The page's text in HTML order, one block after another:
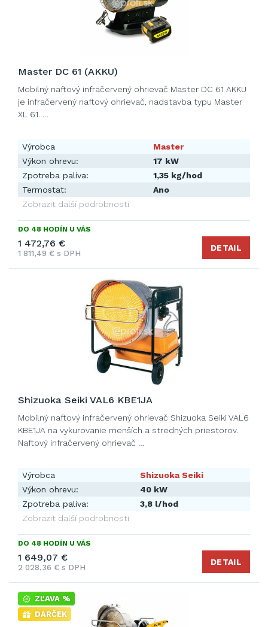
Master DC 61 (AKKU)
Mobilný naftový infračervený ohrievač Master DC 61 AKKU
je infračervený naftový ohrievač, nadstavba typu Master
XL 61. …
Výrobca
Master
Výkon ohrevu:
17 kW
Zpotreba paliva:
1,35 kg/hod
Termostat:
Ano
Zobrazit další podrobnosti
DO 48 HODÍN U VÁS
1 472,76 €
1 811,49 € s DPH
DETAIL
Shizuoka Seiki VAL6 KBE1JA
Mobilný naftový infračervený ohrievač Shizuoka Seiki VAL6
KBE1JA na vykurovanie menších a stredných priestorov.
Naftový infračervený ohrievač …
Výrobca
Shizuoka Seiki
Výkon ohrevu:
40 kW
Zpotreba paliva:
3,8 l/hod
Zobrazit další podrobnosti
DO 48 HODÍN U VÁS
1 649,07 €
2 028,36 € s DPH
DETAIL
ZĽAVA %
DARČEK